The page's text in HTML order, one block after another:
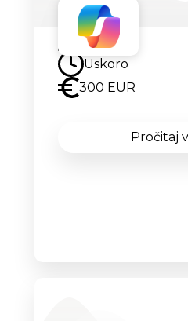
Uskoro
Uskoro
300 EUR
Pročitaj